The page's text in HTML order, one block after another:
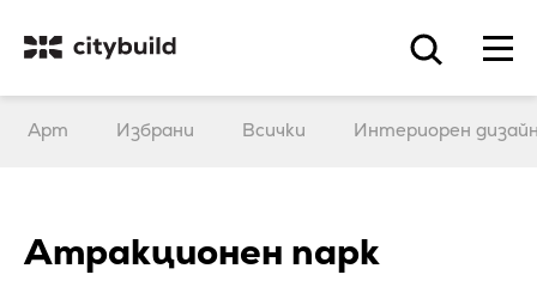
Арт Избрани Всички Интериорен
Атракционен парк